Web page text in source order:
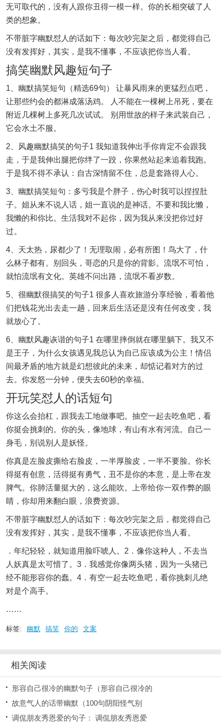
无可取代的，没有人跟你丑得一模一样。你的长相突破了人
类的想象。
不带脏字幽默怼人的话如下：每次吵完架之后，都觉得自己
没有发挥好，其实，是我不懂事，不应该把你当人看。
搞笑幽默风趣短句子
1、幽默搞笑短句（精选69句） 让暴风雨来的更猛烈点吧，
让那些约会的都淋成落汤鸡。 人不能在一棵树上吊死，要在
附近几棵树上多死几次试试。 别用世故的样子来武装自己，
它会水土不服。
2、风趣幽默搞笑的句子1 我知道我伸出手你肯定不会跟我
走，于是我伸出腿把你绊了一跤，你果然站起来追着我跑。
于是我不得不承认：自古深情留不住，总是套路得人心。
3、幽默搞笑短句：多亏我是个胖子，伤心时我可以捏捏肚
子。姐从来不说人话，姐一直说的是神话。不要和我比懒，
我懒的和你比。生活我对不起你，因为我从来没把你过好
过。
4、天太热，尿都少了！无理取闹，必有所图！鸟大了，什
么林子都有。别回头，哥恋的只是你的背影。流氓不可怕，
就怕流氓有文化。英雄不问出路，流氓不看岁数。
5、很幽默很搞笑的句子1 很多人喜欢旅游分享经验，看着他
们把钱花光出去走一趟，回来后生活还是没有任何改变，我
就放心了。
6、幽默风趣诙谐的句子1 在哪里摔倒就在哪里躺下。我又不
是王子，为什么女孩遇见我总认为自己应该成为公主！情侣
间最矛盾的地方就是幻想彼此的未来，却惦记着对方的过
去。你发怒一分钟，便失去60秒的幸福。
开玩笑怼人的话短句
你这么会抬杠，跟我去工地做事吧。抽空一起去吃鱼吧，看
你挺会挑刺的。你的头，像地球，有山有水有河流。自己一
身毛，别说别人是妖怪。
你真是左脸皮撕给右脸皮，一半厚脸皮，一半不要脸。你长
得挺有创意，活得挺有勇气，丑不是你的本意，是上帝在发
脾气。你肺活量挺大的，这么能吹。上帝给你一双作弊的眼
睛，你却用来翻白眼，浪费资源。
不带脏字幽默怼人的话如下：每次吵完架之后，都觉得自己
没有发挥好，其实，是我不懂事，不应该把你当人看。
．年纪轻轻，就知道用脸吓唬人。2．像你这种人，不去当
人妖真是太可惜了。3．我感觉你像两头猪，因为一头猪已
经不能形容你的蠢。4．有空一起去吃鱼吧，看你挑刺儿绝
对是个高手。
……
标签: 幽默 搞笑 你的 文案
相关阅读
形容自己很冷的幽默句子（形容自己很冷的
故意气人的话带幽默（100句阴阳怪气别
调侃朋友秀恩爱的句子： 调侃朋友秀恩爱